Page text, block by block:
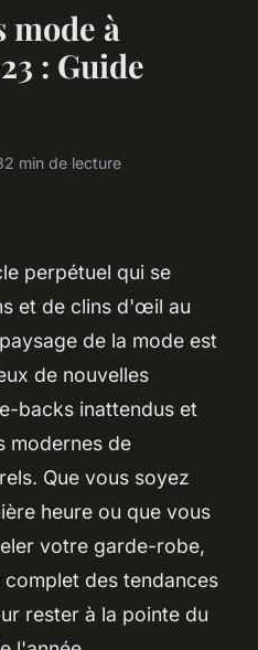
mode à
: Guide
2 min de lecture
perpétuel qui se
et de clins d'œil au
de la mode est
de nouvelles
backs inattendus et
modernes de
Que vous soyez
heure ou que vous
votre garde-robe,
des tendances
rester à la pointe du